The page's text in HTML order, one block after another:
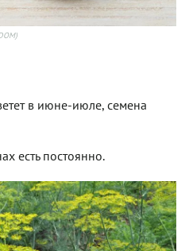
в июне-июле, семена
есть постоянно.